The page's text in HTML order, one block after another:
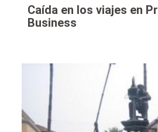
Caída en los viajes en
Business